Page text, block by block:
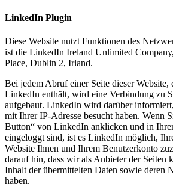
LinkedIn Plugin
Diese Website nutzt Funktionen des
ist die LinkedIn Ireland Unlimited
Place, Dublin 2, Irland.
Bei jedem Abruf einer Seite dieser
LinkedIn enthält, wird eine Verbindung zu
aufgebaut. LinkedIn wird darüber
mit Ihrer IP-Adresse besucht haben. Wenn
Button“ von LinkedIn anklicken und in
eingeloggt sind, ist es LinkedIn möglich,
Website Ihnen und Ihrem Benutzerkonto
darauf hin, dass wir als Anbieter der Seiten
Inhalt der übermittelten Daten sowie deren
haben.